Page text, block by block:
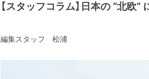
【スタッフコラム】日本の “北欧”
編集スタッフ 松浦